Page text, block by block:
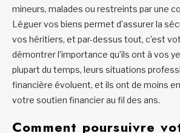
mineurs, malades ou restreints par une
Léguer vos biens permet d’assurer la
vos héritiers, et par-dessus tout, c’est
démontrer l’importance qu’ils ont à vos
plupart du temps, leurs situations
financière évoluent, et ils ont de moins
votre soutien financier au fil des ans.
Comment poursuivre